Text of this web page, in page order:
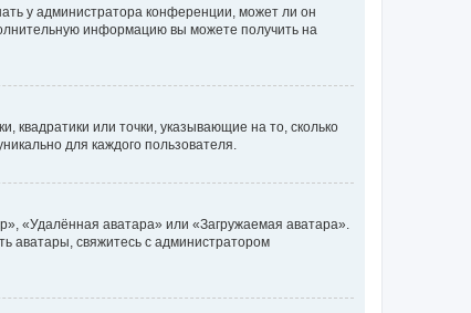
у администратора конференции, может ли он
информацию вы можете получить на
квадратики или точки, указывающие на то, сколько
для каждого пользователя.
«Удалённая аватара» или «Загружаемая аватара».
аватары, свяжитесь с администратором